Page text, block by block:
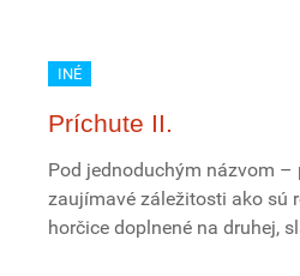
INÉ
Príchute II.
Pod jednoduchým názvom –
zaujímavé záležitosti ako sú
horčice doplnené na druhej,